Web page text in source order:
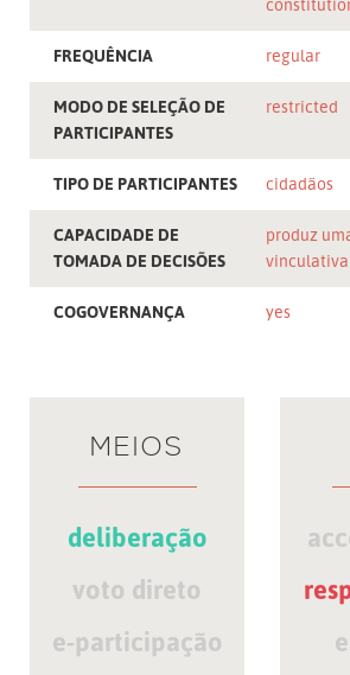
FREQUÊNCIA regular
MODO DE SELEÇÃO DE
PARTICIPANTES
restricted
TIPO DE PARTICIPANTES cidadãos
CAPACIDADE DE
TOMADA DE DECISÕES
produz
vinculativa
COGOVERNANÇA yes
MEIOS
deliberação
voto direto
e-participação